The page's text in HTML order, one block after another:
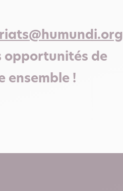
opportunités de
ensemble !